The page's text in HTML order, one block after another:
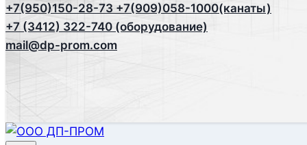
+7(950)150-28-73 +7(909)058-1000(канаты)
+7 (3412) 322-740 (оборудование)
mail@dp-prom.com